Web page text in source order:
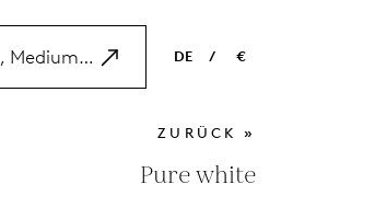
DE
NL
ES
/ €
EUR
GBP
ZURÜCK »
Pure white